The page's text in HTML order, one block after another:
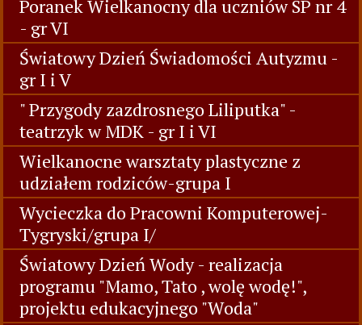
Poranek Wielkanocny dla uczniów SP nr 4
- gr VI
Światowy Dzień Świadomości Autyzmu -
gr I i V
" Przygody zazdrosnego Liliputka" -
teatrzyk w MDK - gr I i VI
Wielkanocne warsztaty plastyczne z
udziałem rodziców-grupa I
Wycieczka do Pracowni Komputerowej-
Tygryski/grupa I/
Światowy Dzień Wody - realizacja
programu "Mamo, Tato , wolę wodę!",
projektu edukacyjnego "Woda"